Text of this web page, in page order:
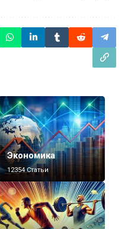
Экономика
12354 Статьи